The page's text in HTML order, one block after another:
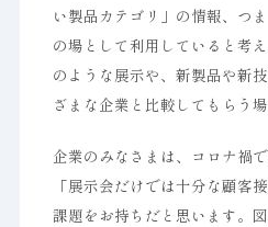
い製品カテゴリ」の情報、つ
の場として利用していると考
のような展示や、新製品や新
ざまな企業と比較してもらう
企業のみなさまは、コロナ禍
「展示会だけでは十分な顧客
課題をお持ちだと思います。